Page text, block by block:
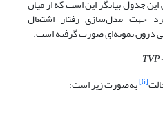
جدول بیانگر این است که از میان
جهت مدل‌سازی رفتار اشتغال
درون نمونه‌ای صورت گرفته است.
[6] به‌صورت زیر است: